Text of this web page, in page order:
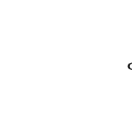
PARTICIPEZ